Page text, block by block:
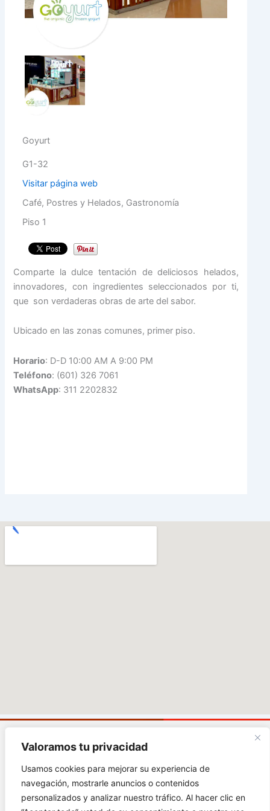
Valoramos tu privacidad
Usamos cookies para mejorar su experiencia de
navegación, mostrarle anuncios o contenidos
personalizados y analizar nuestro tráfico. Al hacer clic en
Goyurt
G1-32
Visitar página web
Café, Postres y Helados, Gastronomía
Piso 1
Comparte la dulce tentación de deliciosos helados,
innovadores, con ingredientes seleccionados por ti,
que son verdaderas obras de arte del sabor.
Ubicado en las zonas comunes, primer piso.
Horario: D-D 10:00 AM A 9:00 PM
Teléfono: (601) 326 7061
WhatsApp: 311 2202832
Carrera 1# 38 - 89,
Soacha Cundinamarca
Abierto de Domingo a
Domingo 9:00 a.m. -